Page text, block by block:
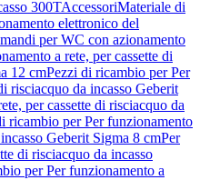
300TAccessoriMateriale di
elettronico del
per WC con azionamento
a rete, per cassette di
12 cmPezzi di ricambio per Per
risciacquo da incasso Geberit
per cassette di risciacquo da
ricambio per Per funzionamento
Geberit Sigma 8 cmPer
di risciacquo da incasso
per Per funzionamento a